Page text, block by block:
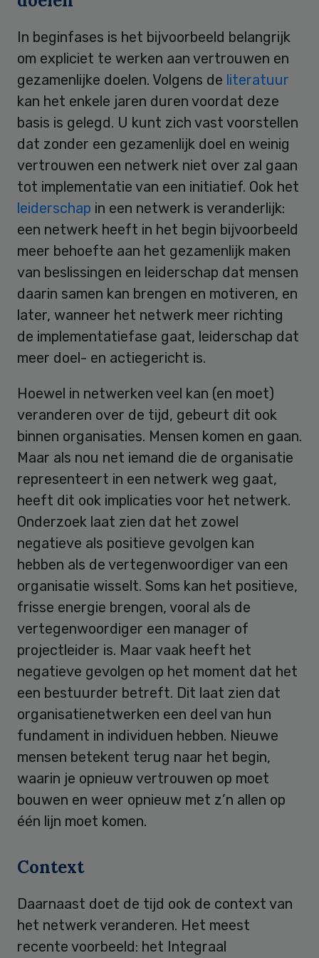
In beginfases is het bijvoorbeeld belangrijk
om expliciet te werken aan vertrouwen en
gezamenlijke doelen. Volgens de literatuur
kan het enkele jaren duren voordat deze
basis is gelegd. U kunt zich vast voorstellen
dat zonder een gezamenlijk doel en weinig
vertrouwen een netwerk niet over zal gaan
tot implementatie van een initiatief. Ook het
leiderschap in een netwerk is veranderlijk:
een netwerk heeft in het begin bijvoorbeeld
meer behoefte aan het gezamenlijk maken
van beslissingen en leiderschap dat mensen
daarin samen kan brengen en motiveren, en
later, wanneer het netwerk meer richting
de implementatiefase gaat, leiderschap dat
meer doel- en actiegericht is.
Hoewel in netwerken veel kan (en moet)
veranderen over de tijd, gebeurt dit ook
binnen organisaties. Mensen komen en gaan.
Maar als nou net iemand die de organisatie
representeert in een netwerk weg gaat,
heeft dit ook implicaties voor het netwerk.
Onderzoek laat zien dat het zowel
negatieve als positieve gevolgen kan
hebben als de vertegenwoordiger van een
organisatie wisselt. Soms kan het positieve,
frisse energie brengen, vooral als de
vertegenwoordiger een manager of
projectleider is. Maar vaak heeft het
negatieve gevolgen op het moment dat het
een bestuurder betreft. Dit laat zien dat
organisatienetwerken een deel van hun
fundament in individuen hebben. Nieuwe
mensen betekent terug naar het begin,
waarin je opnieuw vertrouwen op moet
bouwen en weer opnieuw met z’n allen op
één lijn moet komen.
Context
Daarnaast doet de tijd ook de context van
het netwerk veranderen. Het meest
recente voorbeeld: het Integraal